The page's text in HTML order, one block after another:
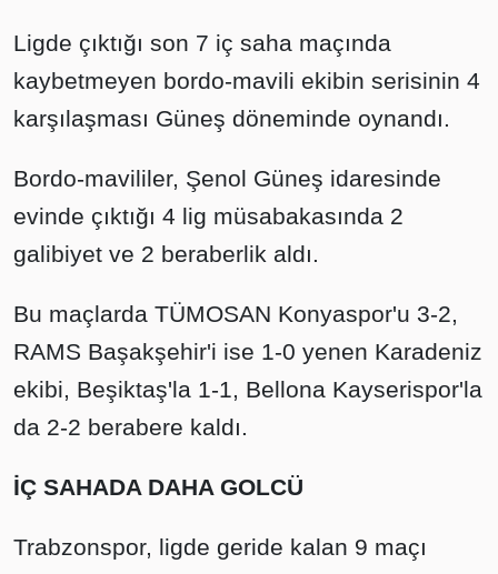
Ligde çıktığı son 7 iç saha maçında
kaybetmeyen bordo-mavili ekibin serisinin 4
karşılaşması Güneş döneminde oynandı.
Bordo-mavililer, Şenol Güneş idaresinde
evinde çıktığı 4 lig müsabakasında 2
galibiyet ve 2 beraberlik aldı.
Bu maçlarda TÜMOSAN Konyaspor'u 3-2,
RAMS Başakşehir'i ise 1-0 yenen Karadeniz
ekibi, Beşiktaş'la 1-1, Bellona Kayserispor'la
da 2-2 berabere kaldı.
İÇ SAHADA DAHA GOLCÜ
Trabzonspor, ligde geride kalan 9 maçı